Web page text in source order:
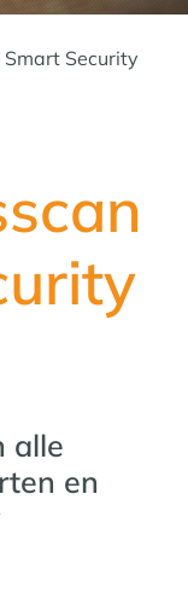
Security
alle
en